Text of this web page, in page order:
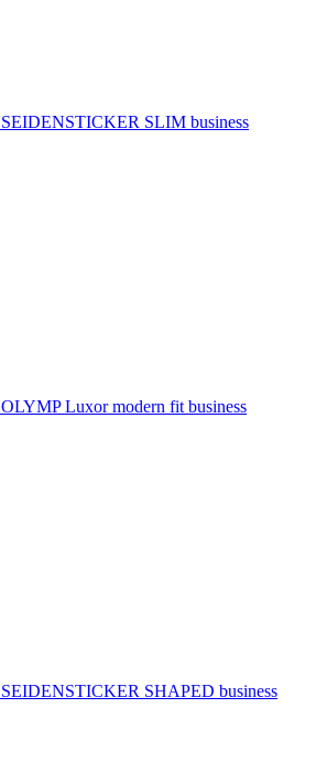
SEIDENSTICKER SLIM business
OLYMP Luxor modern fit business
SEIDENSTICKER SHAPED business